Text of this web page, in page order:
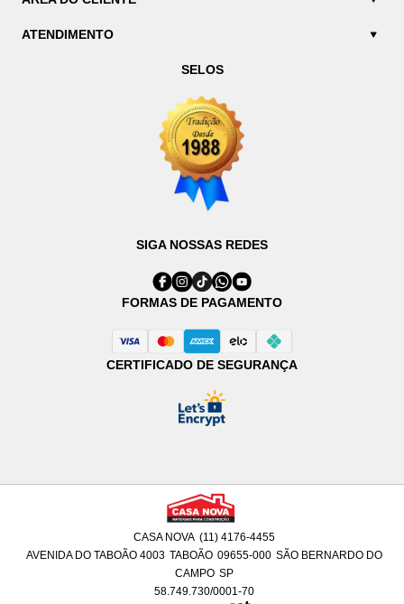
ATENDIMENTO
SELOS
SIGA NOSSAS REDES
FORMAS DE PAGAMENTO
CERTIFICADO DE SEGURANÇA
CASA NOVA (11) 4176-4455
AVENIDA DO TABOÃO 4003 TABOÃO 09655-000 SÃO BERNARDO DO
CAMPO SP
58.749.730/0001-70